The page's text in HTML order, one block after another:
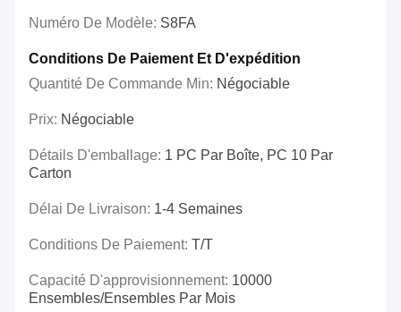
Numéro De Modèle: S8FA
Conditions De Paiement Et D'expédition
Quantité De Commande Min: Négociable
Prix: Négociable
Détails D'emballage: 1 PC Par Boîte, PC 10 Par
Carton
Délai De Livraison: 1-4 Semaines
Conditions De Paiement: T/T
Capacité D'approvisionnement: 10000
Ensembles/ensembles Par Mois